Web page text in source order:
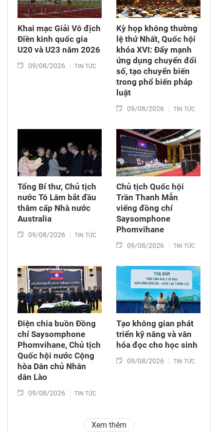
Khai mạc Giải Vô địch
Điền kinh quốc gia
U20 và U23 năm 2026
09/08/2026 TIN TỨC
Kỳ họp không thường
lệ thứ Nhất, Quốc hội
khóa XVI: Đẩy mạnh
ứng dụng chuyển đổi
số, tạo chuyển biến
trong phổ biến pháp
luật
09/08/2026 TIN TỨC
Tổng Bí thư, Chủ tịch
nước Tô Lâm bắt đầu
thăm cấp Nhà nước
Australia
09/08/2026 TIN TỨC
Chủ tịch Quốc hội
Trần Thanh Mẫn
viếng đồng chí
Saysomphone
Phomvihane
09/08/2026 TIN TỨC
Điện chia buồn Đồng
chí Saysomphone
Phomvihane, Chủ tịch
Quốc hội nước Cộng
hòa Dân chủ Nhân
dân Lào
09/08/2026 TIN TỨC
Tạo không gian phát
triển kỹ năng và văn
hóa đọc cho học sinh
09/08/2026 TIN TỨC
Xem thêm